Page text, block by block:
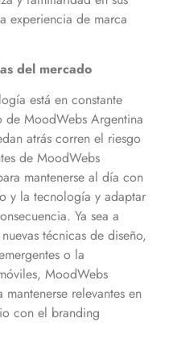
experiencia de marca
del mercado
está en constante
MoodWebs Argentina
atrás corren el riesgo
de MoodWebs
mantenerse al día con
y la tecnología y adaptar
Ya sea a
técnicas de diseño,
o la
MoodWebs
relevantes en
con el branding